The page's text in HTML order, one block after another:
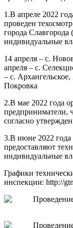
1.В апреле 2022
проведен
города Славгорода
индивидуальные
14 апреля – с.
апреля – с.
– с.
Покровка
2.В мае 2022 года
предприниматели,
согласно
3.В июне 2022 года
предоставляют
индивидуальные
Графики
инспекции: http://